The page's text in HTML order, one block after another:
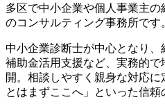
多区で中小企業や個人事業主
のコンサルティング事務所です
中小企業診断士が中心となり、
補助金活用支援など、実務的
開。相談しやすく親身な対応
とはまずここへ」といった信頼